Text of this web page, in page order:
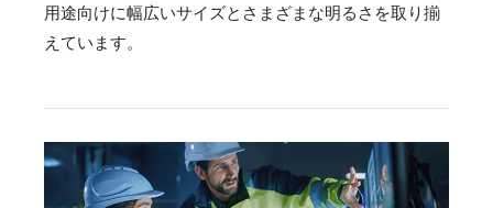
用途向けに幅広いサイズとさまざまな明るさを取り揃
えています。